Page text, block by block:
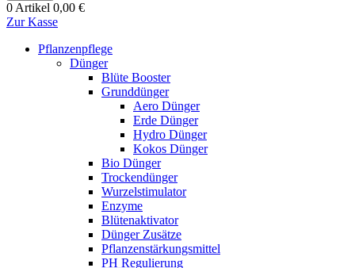
0 Artikel 0,00 €
Zur Kasse
Pflanzenpflege
Dünger
Blüte Booster
Grunddünger
Aero Dünger
Erde Dünger
Hydro Dünger
Kokos Dünger
Bio Dünger
Trockendünger
Wurzelstimulator
Enzyme
Blütenaktivator
Dünger Zusätze
Pflanzenstärkungsmittel
PH Regulierung